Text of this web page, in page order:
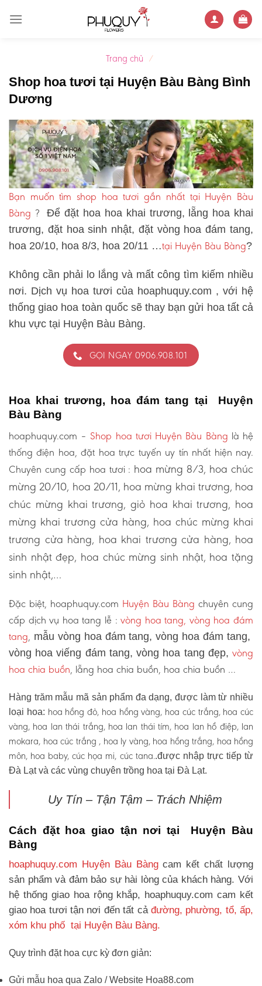
Trang chủ /
Shop hoa tươi tại Huyện Bàu Bàng Bình
Dương
Bạn muốn tìm shop hoa tươi gần nhất tại Huyện Bàu
Bàng ?Để đặt hoa hoa khai trương, lẵng hoa khai
trương, đặt hoa sinh nhật, đặt vòng hoa đám tang,
hoa 20/10, hoa 8/3, hoa 20/11 …tại Huyện Bàu Bàng?
Không cần phải lo lắng và mất công tìm kiếm nhiều
nơi. Dịch vụ hoa tươi của hoaphuquy.com , với hệ
thống giao hoa toàn quốc sẽ thay bạn gửi hoa tất cả
khu vực tại Huyện Bàu Bàng.
GỌI NGAY 0906.908.101
Hoa khai trương, hoa đám tang tại Huyện
Bàu Bàng
hoaphuquy.com – Shop hoa tươi Huyện Bàu Bàng là hệ
thống điện hoa, đặt hoa trực tuyến uy tín nhất hiện nay.
Chuyên cung cấp hoa tươi : hoa mừng 8/3, hoa chúc
mừng 20/10, hoa 20/11, hoa mừng khai trương, hoa
chúc mừng khai trương, giỏ hoa khai trương, hoa
mừng khai trương cửa hàng, hoa chúc mừng khai
trương cửa hàng, hoa khai trương cửa hàng, hoa
sinh nhật đẹp, hoa chúc mừng sinh nhật, hoa tặng
sinh nhật,…
Đặc biệt, hoaphuquy.com Huyện Bàu Bàng chuyên cung
cấp dịch vụ hoa tang lễ :vòng hoa tang, vòng hoa đám
tang, mẫu vòng hoa đám tang, vòng hoa đám tang,
vòng hoa viếng đám tang, vòng hoa tang đẹp, vòng
hoa chia buồn, lẵng hoa chia buồn, hoa chia buồn …
Hàng trăm mẫu mã sản phẩm đa dạng, được làm từ nhiều
loại hoa: hoa hồng đỏ, hoa hồng vàng, hoa cúc trắng, hoa cúc
vàng, hoa lan thái trắng, hoa lan thái tím, hoa lan hồ điệp, lan
mokara, hoa cúc trắng , hoa ly vàng, hoa hồng trắng, hoa hồng
môn, hoa baby, cúc họa mi, cúc tana..được nhập trực tiếp từ
Đà Lạt và các vùng chuyên trồng hoa tại Đà Lạt.
Uy Tín – Tận Tậm – Trách Nhiệm
Cách đặt hoa giao tận nơi tại Huyện Bàu
Bàng
hoaphuquy.com Huyện Bàu Bàngcam kết chất lượng
sản phẩm và đảm bảo sự hài lòng của khách hàng. Với
hệ thống giao hoa rộng khắp, hoaphuquy.com cam kết
giao hoa tươi tận nơi đến tất cả đường, phường, tổ, ấp,
xóm khu phố tại Huyện Bàu Bàng.
Quy trình đặt hoa cực kỳ đơn giản:
Gửi mẫu hoa qua Zalo / Website Hoa88.com